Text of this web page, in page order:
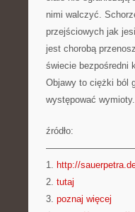
nimi walczyć.
przejściowych jak
jest chorobą
świecie bezpośredni
Objawy to ciężki ból
występować
źródło:
1. http://
2. tutaj
3. poznaj więcej